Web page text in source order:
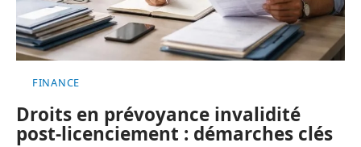
FINANCE
Droits en prévoyance invalidité
post-licenciement : démarches clés